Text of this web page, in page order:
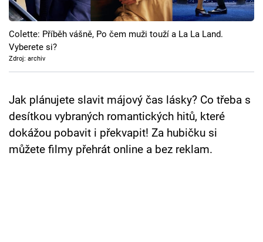
Cool Esport
Pořady
TV Program
Sledujte prima+
Přihlášení
Colette: Příběh vášně, Po čem muži touží a La La Land.
Vyberete si?
Zdroj: archiv
Jak plánujete slavit májový čas lásky? Co třeba s
desítkou vybraných romantických hitů, které
dokážou pobavit i překvapit! Za hubičku si
můžete filmy přehrát online a bez reklam.